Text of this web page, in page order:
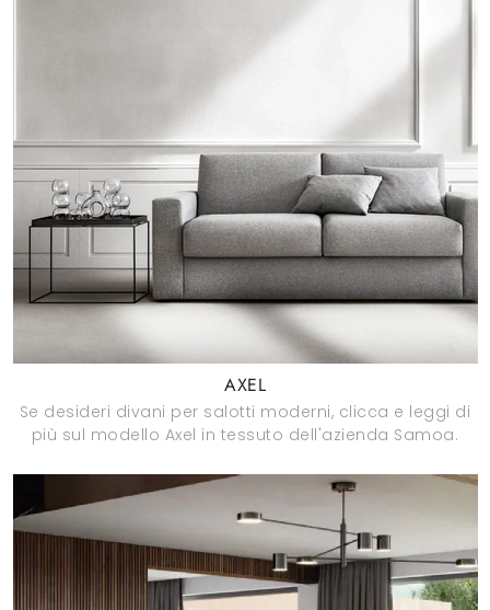
AXEL
Se desideri divani per salotti moderni, clicca e leggi di
più sul modello Axel in tessuto dell'azienda Samoa.